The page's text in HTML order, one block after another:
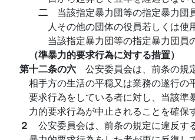
二 当該指定暴力団等の指定暴力団
人その他の団体の役員若しくは
当該指定暴力団等の指定暴力団員
（準暴力的要求行為に対する措置）
第十二条の六 公安委員会は、前条の規
相手方の生活の平穏又は業務の遂行の
要求行為をしている者に対し、当該準
力的要求行為が中止されることを確保
２ 公安委員会は、前条の規定に違反す